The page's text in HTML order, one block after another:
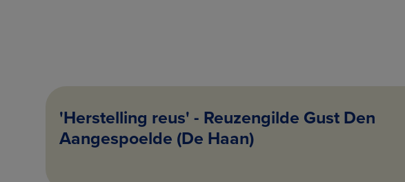
'Herstelling reus' - Reuzengilde Gust Den
Aangespoelde (De Haan)